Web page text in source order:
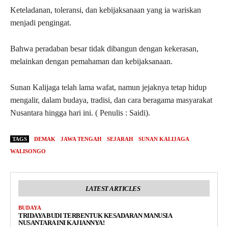
Keteladanan, toleransi, dan kebijaksanaan yang ia wariskan
menjadi pengingat.
Bahwa peradaban besar tidak dibangun dengan kekerasan,
melainkan dengan pemahaman dan kebijaksanaan.
Sunan Kalijaga telah lama wafat, namun jejaknya tetap hidup
mengalir, dalam budaya, tradisi, dan cara beragama masyarakat
Nusantara hingga hari ini. ( Penulis : Saidi).
TAGS DEMAK JAWA TENGAH SEJARAH
SUNAN KALIJAGA
WALISONGO
LATEST ARTICLES
BUDAYA
TRIDAYA BUDI TERBENTUK KESADARAN MANUSIA
NUSANTARA INI KAJIANNYA!